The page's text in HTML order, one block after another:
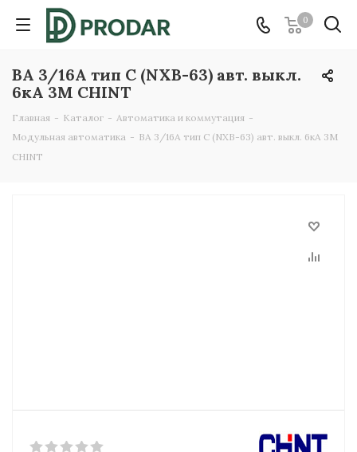
0
ВА 3/16А тип C (NXB-63) авт. выкл.
6кА 3M CHINT
Главная - Каталог - Автоматика и коммутация -
Модульная автоматика - ВА 3/16А тип C (NXB-63) авт. выкл. 6кА 3M
CHINT